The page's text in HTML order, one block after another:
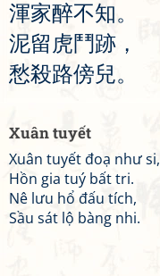
渾家醉不知。
泥留 虎鬥跡 ，
愁殺路傍兒。
Xuân tuyết
Xuân tuyết đoạ như si,
Hồn gia tuý bất tri.
Nê lưu hổ đấu tích,
Sầu sát lộ bàng nhi.